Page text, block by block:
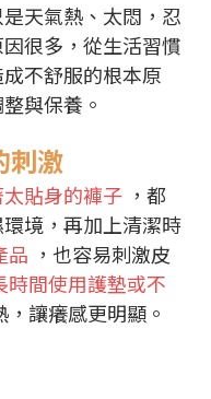
天氣熱、太悶，忍
很多，從生活習慣
不舒服的根本原
與保養。
刺激
貼身的褲子 ，都
境，再加上清潔時
品 ，也容易刺激皮
時間使用護墊或不
，讓癢感更明顯。